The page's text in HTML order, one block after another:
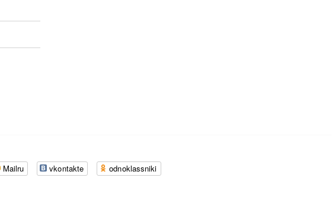
Mailru vkontakte odnoklassniki